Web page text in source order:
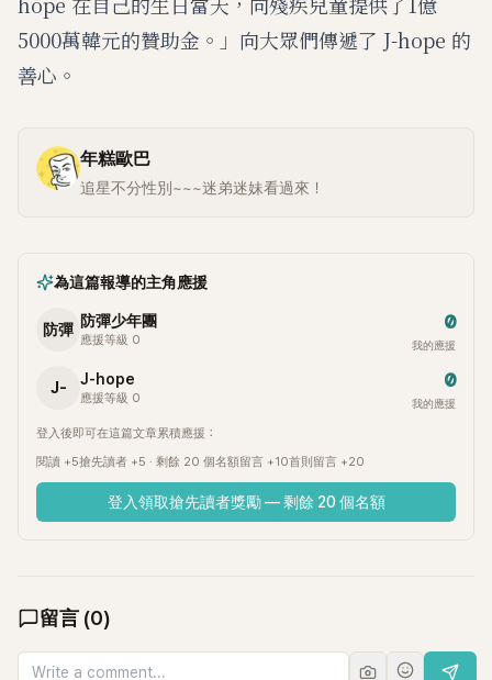
5000萬韓元的贊助金。」向大眾們傳遞了 J-hope 的
善心。
年糕歐巴
追星不分性別~~~迷弟迷妹看過來！
為這篇報導的主角應援
防彈 防彈少年團
應援等級 0
0
我的應援
J- J-hope
應援等級 0
0
我的應援
登入後即可在這篇文章累積應援：
閱讀 +5搶先讀者 +5 · 剩餘 20 個名額留言 +10首則留言 +20
登入領取搶先讀者獎勵 — 剩餘 20 個名額
留言 (0)